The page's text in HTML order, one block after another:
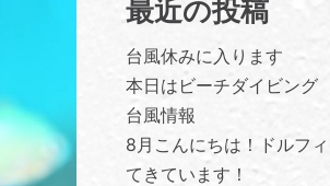
最近の投稿
台風休みに入ります
本日はビーチダイビング
台風情報
8月こんにちは！ドルフ
てきています！